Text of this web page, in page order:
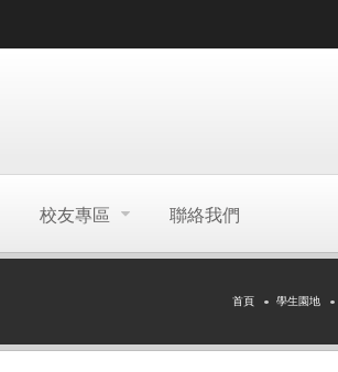
校友專區 聯絡我們
首頁 學生園地